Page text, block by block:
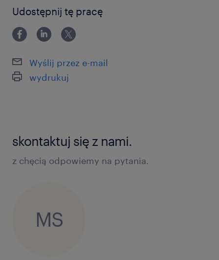
Udostępnij tę pracę
Wyślij przez e-mail
wydrukuj
skontaktuj się z nami.
z chęcią odpowiemy na pytania.
MS